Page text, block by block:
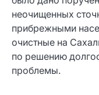
неочищенных
прибрежными
очистные на
по решению
проблемы.